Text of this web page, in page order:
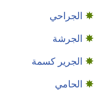
الجراحي
الجرشة
الجرير كسمة
الحامي